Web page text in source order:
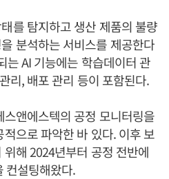
를 탐지하고 생산 제품의 불량
분석하는 서비스를 제공한다
는 AI 기능에는 학습데이터 관
리, 배포 관리 등이 포함된다.
앤에스텍의 공정 모니터링을
으로 파악한 바 있다. 이후 보
해 2024년부터 공정 전반에
컨설팅해왔다.